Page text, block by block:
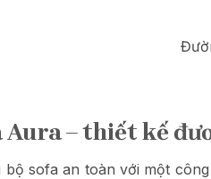
Aura – thiết kế
bộ sofa an toàn với một